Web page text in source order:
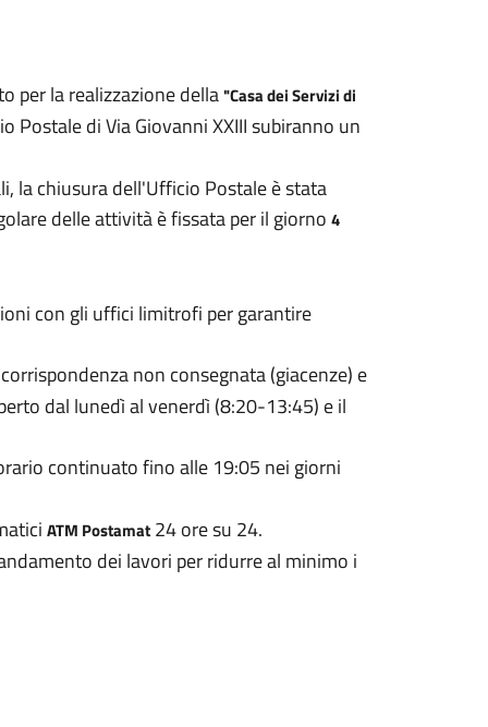
per la realizzazione della"Casa dei Servizi di
Postale di Via Giovanni XXIII subiranno un
la chiusura dell'Ufficio Postale è stata
delle attività è fissata per il giorno 4
con gli uffici limitrofi per garantire
non consegnata (giacenze) e
dal lunedì al venerdì (8:20-13:45) e il
continuato fino alle 19:05 nei giorni
ATM Postamat24 ore su 24.
dei lavori per ridurre al minimo i